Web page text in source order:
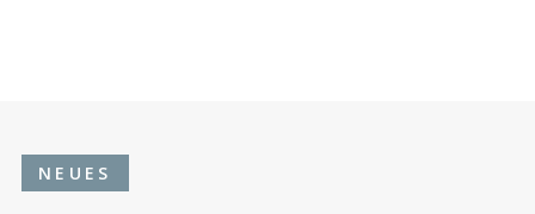
NEUES